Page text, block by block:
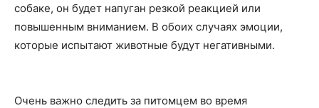
собаке, он будет напуган резкой реакцией или
повышенным вниманием. В обоих случаях эмоции,
которые испытают животные будут негативными.
Очень важно следить за питомцем во время